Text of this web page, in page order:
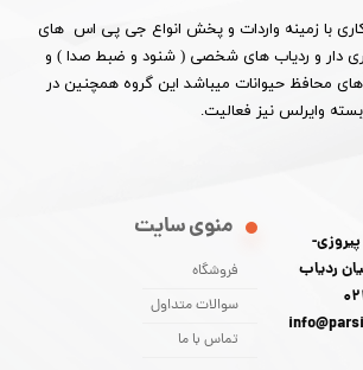
با زمینه واردات و پخش انواع جی پی اس های
دار و ردیاب های شخصی ( شنود و ضبط صدا ) و
محافظ حیوانات میباشد این گروه همچنین در
وایرلس نیز فعالیت.​​​​​​​
منوی سایت
فروشگاه
سوالات متداول
تماس با ما
ردیاب